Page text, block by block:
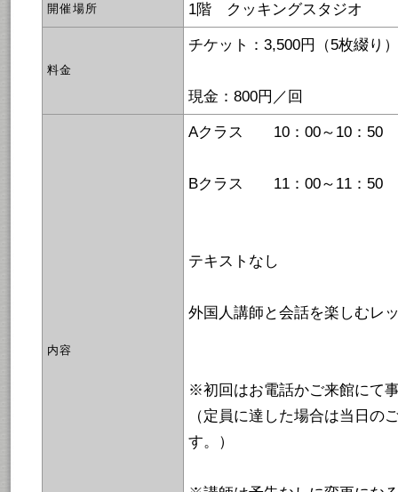
開催場所 1階 クッキングスタジオ
料金
チケット：3,500円（5枚綴り）
現金：800円／回
内容
Aクラス 10：00～10：50
Bクラス 11：00～11：50
テキストなし
外国人講師と会話を楽しむレ
※初回はお電話かご来館にて
（定員に達した場合は当日の
す。）